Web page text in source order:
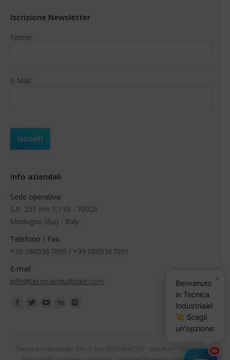
Iscrizione Newsletter
Nome:
E-Mail:
Info aziendali
Sede operativa:
S.P. 231 Km 1,110 - 70026
Modugno (Ba) - Italy
Telefono / Fax:
+39 0805367090 / +39 0805367091
E-mail
info@tecnicaindustriale.com
Find us on:
Tecnica Industriale Srl - P.Iva 00324840727 - riduttori
forniture
×
Benvenuto
in Tecnica
Industriale!
Scegli
un'opzione:
AI